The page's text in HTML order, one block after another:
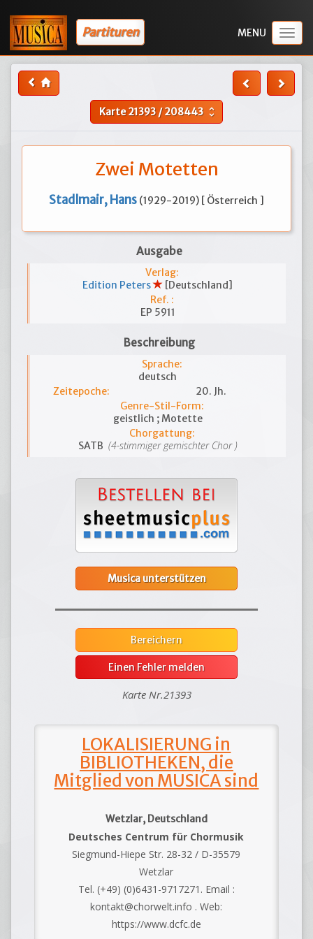
Partituren
Karte21393/208443 unfold_more
Zwei Motetten
Stadlmair, Hans (1929-2019) [ Österreich ]
Ausgabe
Verlag:
Edition Peters
[Deutschland]
Ref. :
EP 5911
Beschreibung
Sprache:
deutsch
Zeitepoche:
20. Jh.
Genre-Stil-Form:
geistlich ; Motette
Chorgattung:
SATB (4-stimmiger gemischter Chor )
Musica unterstützen
Bereichern
Einen Fehler melden
Karte Nr.21393
LOKALISIERUNG in
BIBLIOTHEKEN, die
Mitglied von MUSICA sind
Wetzlar, Deutschland
Deutsches Centrum für Chormusik
Siegmund-Hiepe Str. 28-32 / D-35579
Wetzlar
Tel. (+49) (0)6431-9717271. Email :
kontakt@chorwelt.info . Web:
https://www.dcfc.de